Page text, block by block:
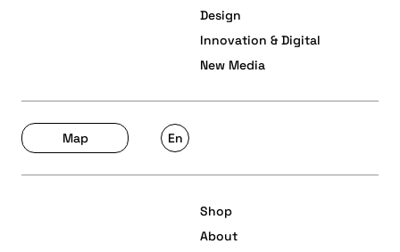
Design
Innovation & Digital
New Media
Shop
About
Map En